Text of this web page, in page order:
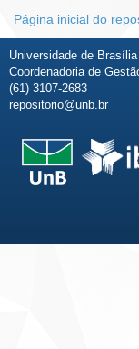
Página inicial do
Universidade de
Coordenadoria de
(61) 3107-2683
repositorio@unb.br